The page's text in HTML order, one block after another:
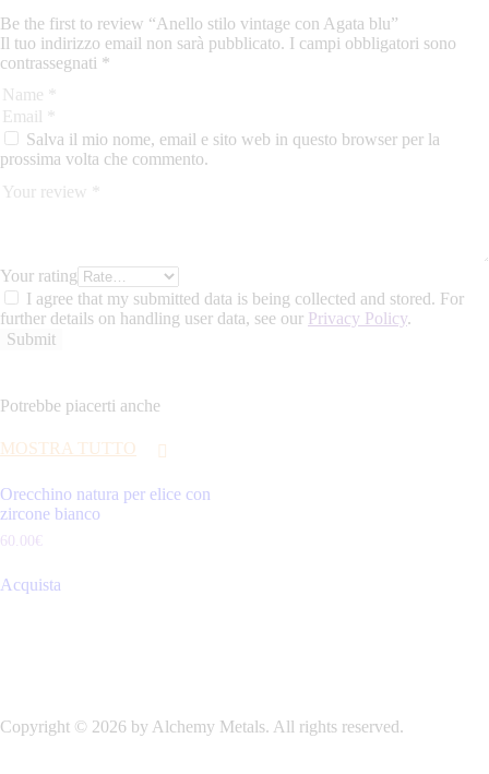
Be the first to review “Anello stilo vintage con Agata blu”
Il tuo indirizzo email non sarà pubblicato. I campi obbligatori sono
contrassegnati *
Salva il mio nome, email e sito web in questo browser per la
prossima volta che commento.
Your rating
I agree that my submitted data is being collected and stored. For
further details on handling user data, see our Privacy Policy.
Potrebbe piacerti anche
MOSTRA TUTTO
Orecchino natura per elice con
zircone bianco
60. 00€
Acquista
Copyright © 2026 by Alchemy Metals. All rights reserved.